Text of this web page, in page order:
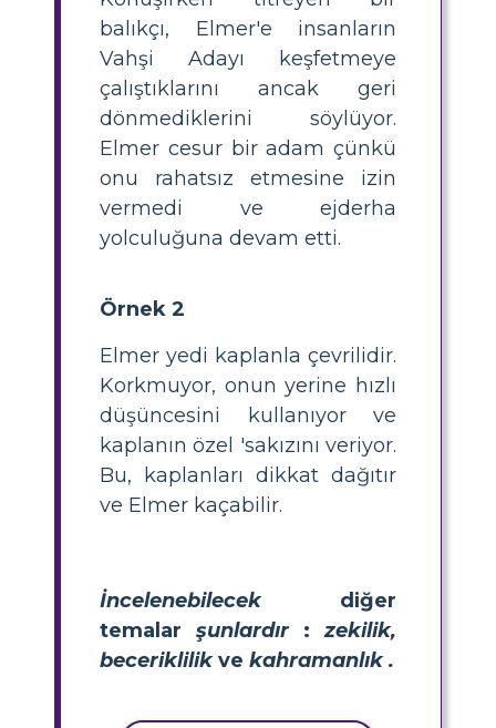
balıkçı, Elmer'e insanların
Vahşi Adayı keşfetmeye
çalıştıklarını ancak geri
dönmediklerini söylüyor.
Elmer cesur bir adam çünkü
onu rahatsız etmesine izin
vermedi ve ejderha
yolculuğuna devam etti.
Örnek 2
Elmer yedi kaplanla çevrilidir.
Korkmuyor, onun yerine hızlı
düşüncesini kullanıyor ve
kaplanın özel 'sakızını veriyor.
Bu, kaplanları dikkat dağıtır
ve Elmer kaçabilir.
İncelenebilecekdiğer
temalar şunlardır:zekilik,
beceriklilikve kahramanlık .